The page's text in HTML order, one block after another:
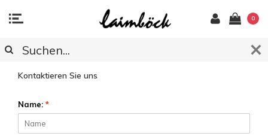
0
KUNDENDIENST
Kontaktieren Sie uns
Name: *